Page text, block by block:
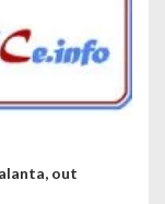
out